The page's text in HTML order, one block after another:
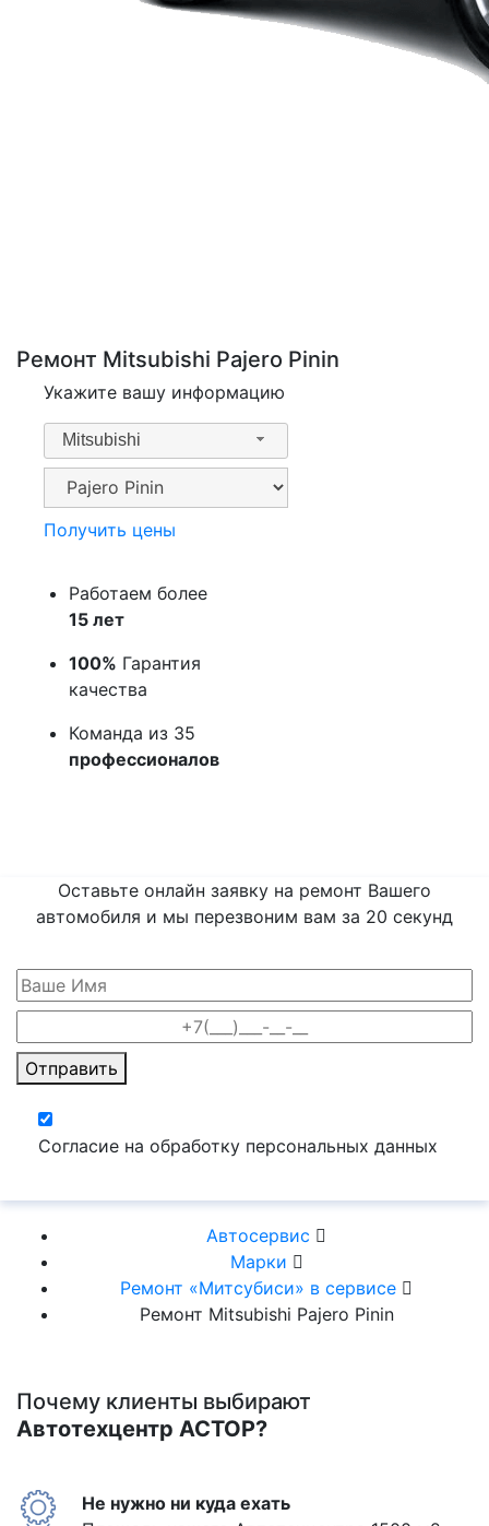
Ремонт Mitsubishi Pajero Pinin
Укажите вашу информацию
Mitsubishi
Получить цены
Работаем более
15 лет
100% Гарантия
качества
Команда из 35
профессионалов
Оставьте онлайн заявку на ремонт Вашего
автомобиля и мы перезвоним вам за 20 секунд
Отправить
Согласие на обработку персональных данных
Автосервис
Марки
Ремонт «Митсубиси» в сервисе
Ремонт Mitsubishi Pajero Pinin
Почему клиенты выбирают
Автотехцентр АСТОР?
Не нужно ни куда ехать